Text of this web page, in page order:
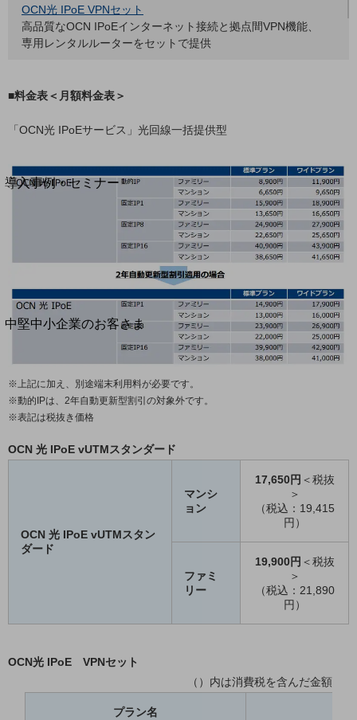
運用保守・故障紛失サポート
別ウィンドウで開きます
サービスをご利用中のお客さま
導入事例・セミナー
最新の導入事例や注目の導入事例をご紹介します
開催・出展する各種セミナー、イベント情報をご紹介します
別ウィンドウで開きます
中堅中小企業のお客さま
NTTドコモビジネスウォッチ
ビジネスお役立ち情報
旬な話題やお役立ち資料などDXの課題を
解決するヒントをお届けする記事サイト
新着記事
トレンド記事特集
IT用語集
中堅中小企業のビジネスをサポート！
お悩みから見つける
バックオフィス
リモート・ハイブリッドワーク
OCN光 IPoE VPNセット
高品質なOCN IPoEインターネット接続と拠点間VPN機能、
専用レンタルルーターをセットで提供
■料金表＜月額料金表＞
「OCN光 IPoEサービス」光回線一括提供型
※上記に加え、別途端末利用料が必要です。
※動的IPは、2年自動更新型割引の対象外です。
※表記は税抜き価格
OCN 光 IPoE vUTMスタンダード
OCN 光 IPoE vUTMスタン
ダード
マンシ
ョン
17,650円 ＜税抜
＞
（税込：19,415
円）
ファミ
リー
19,900円 ＜税抜
＞
（税込：21,890
円）
OCN光 IPoE VPNセット
（）内は消費税を含んだ金額
プラン名